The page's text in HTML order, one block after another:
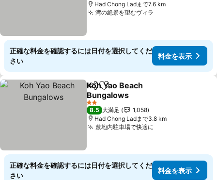
Had Chong Ladまで7.6 km
湾の絶景を望むヴィラ
正確な料金を確認するには日付を選択してくだ
さい
料金を表示
シェアお気に入りに追加
Koh Yao Beach
Bungalows
料金を表示
2 ホテルのランク
8.5 大満足
1,058
Had Chong Ladまで3.8 km
敷地内駐車場で快適に
正確な料金を確認するには日付を選択してくだ
さい
料金を表示